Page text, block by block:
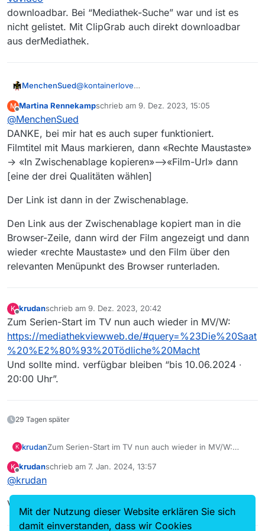
erwarten wollen. Also nichts für ungut.
PS:https://mediathekview.de/spendenwerde ich
zeitnah noch berücksichtigen ;-) Wichtig, solange es
keinBGEgibt…
Veröffentlichung herunterladen muß.
downloadbar. Bei “Mediathek-Suche” war und ist es
nicht gelistet. Mit ClipGrab auch direkt downloadbar
aus derMediathek.
MenchenSued@kontainerlove
die Liste von gestern lädst.
Die URL ist
https://archiv.mediathekview.de/2023/
12/2023-12-01-filme.xz
Später solltest Du dieses Feld wieder leeren
und ggf. den Knopf wie vorher auf “Die
Filmliste automatisch laden” setzen, damit
künftige Listen automatisch geladen werden.
Es kann aber auch sein, dass die Filme in Kürze
wieder auftauchen.
M
Offline
Martina Rennekampschrieb am 9. Dez. 2023, 15:05
zuletzt editiert von
@MenchenSued
DANKE, bei mir hat es auch super funktioniert.
Filmtitel mit Maus markieren, dann «Rechte Maustaste»
-> «In Zwischenablage kopieren»–>«Film-Url» dann
[eine der drei Qualitäten wählen]
Der Link ist dann in der Zwischenablage.
Den Link aus der Zwischenablage kopiert man in die
Browser-Zeile, dann wird der Film angezeigt und dann
wieder «rechte Maustaste» und den Film über den
relevanten Menüpunkt des Browser runterladen.
K
Offline
krudanschrieb am 9. Dez. 2023, 20:42
zuletzt editiert von
Zum Serien-Start im TV nun auch wieder in MV/W:
https://mediathekviewweb.de/#query=%23Die%20Saat
%20%E2%80%93%20Tödliche%20Macht
Und sollte mind. verfügbar bleiben “bis 10.06.2024 ∙
20:00 Uhr”.
29 Tagen später
K krudanZum Serien-Start im TV nun auch wieder in MV/W:
%20%E2%80%93%20Tödliche%20Macht
K
Offline
krudanschrieb am 7. Jan. 2024, 13:57
zuletzt editiert von
@krudan
Vielleicht lag es da eingangs auch an der
Mit der Nutzung dieser Website erklären Sie sich
damit einverstanden, dass wir Cookies